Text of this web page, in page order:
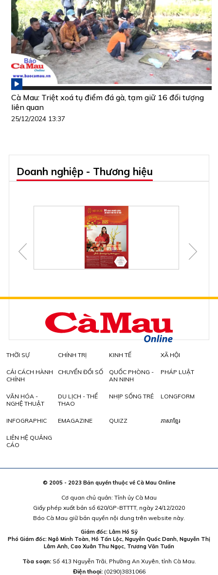
Cà Mau: Triệt xoá tụ điểm đá gà, tạm giữ 16 đối tượng
liên quan
25/12/2024 13:37
Doanh nghiệp - Thương hiệu
THỜI SỰ CHÍNH TRỊ KINH TẾ XÃ HỘI
CẢI CÁCH HÀNH
CHÍNH
CHUYỂN ĐỔI SỐ
QUỐC PHÒNG -
AN NINH
PHÁP LUẬT
VĂN HÓA -
NGHỆ THUẬT
DU LỊCH - THỂ
THAO
NHỊP SỐNG TRẺ LONGFORM
INFOGRAPHIC EMAGAZINE QUIZZ ភាសាខ្មែរ
LIÊN HỆ QUẢNG
CÁO
© 2005 - 2023 Bản quyền thuộc về Cà Mau Online
Cơ quan chủ quản: Tỉnh ủy Cà Mau
Giấy phép xuất bản số 620/GP-BTTTT, ngày 24/12/2020
Báo Cà Mau giữ bản quyền nội dung trên website này.
Giám đốc: Lâm Hồ Sỹ
Phó Giám đốc: Ngô Minh Toàn, Hồ Tấn Lộc, Nguyễn Quốc Danh, Nguyễn Thị
Lâm Anh, Cao Xuân Thu Ngọc, Trương Văn Tuấn
Tòa soạn:Số 413 Nguyễn Trãi, Phường An Xuyên, tỉnh Cà Mau.
Điện thoại: (0290)3831066